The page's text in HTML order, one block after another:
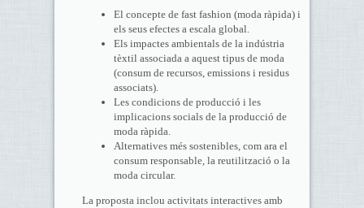
El concepte de fast fashion (moda ràpida) i
els seus efectes a escala global.
Els impactes ambientals de la indústria
tèxtil associada a aquest tipus de moda
(consum de recursos, emissions i residus
associats).
Les condicions de producció i les
implicacions socials de la producció de
moda ràpida.
Alternatives més sostenibles, com ara el
consum responsable, la reutilització o la
moda circular.
La proposta inclou activitats interactives amb